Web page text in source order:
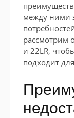
между ними
рассмотрим
и 22LR,
подходит